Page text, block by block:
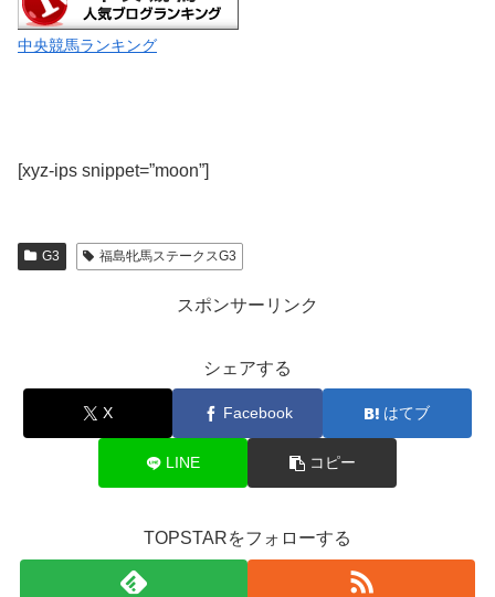
中央競馬ランキング
[xyz-ips snippet=”moon”]
G3 福島牝馬ステークスG3
スポンサーリンク
シェアする
X Facebook はてブ
LINE コピー
TOPSTARをフォローする